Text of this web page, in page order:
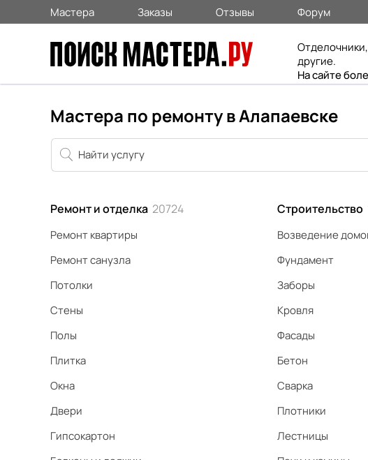
Мастера Заказы Отзывы Форум
другие.
На сайте
Мастера по ремонту в Алапаевске
Ремонт и отделка 20724
Ремонт квартиры
Ремонт санузла
Потолки
Стены
Полы
Плитка
Окна
Двери
Гипсокартон
Строительство
Возведение
Фундамент
Заборы
Кровля
Фасады
Бетон
Сварка
Плотники
Лестницы